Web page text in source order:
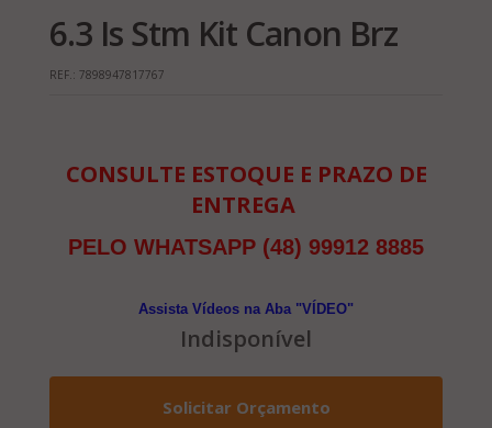
6.3 Is Stm Kit Canon Brz
REF.: 7898947817767
CONSULTE ESTOQUE E PRAZO DE
ENTREGA
PELO WHATSAPP (48) 99912 8885
Assista Vídeos na Aba "VÍDEO"
Indisponível
Solicitar Orçamento